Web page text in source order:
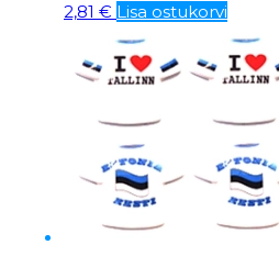
2,81 € Lisa ostukorvi